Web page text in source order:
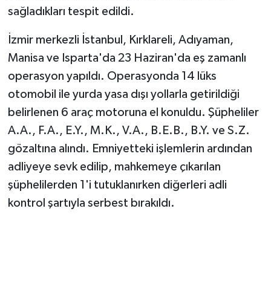
sağladıkları tespit edildi.
İzmir merkezli İstanbul, Kırklareli, Adıyaman,
Manisa ve Isparta'da 23 Haziran'da eş zamanlı
operasyon yapıldı. Operasyonda 14 lüks
otomobil ile yurda yasa dışı yollarla getirildiği
belirlenen 6 araç motoruna el konuldu. Şüpheliler
A.A., F.A., E.Y., M.K., V.A., B.E.B., B.Y. ve S.Z.
gözaltına alındı. Emniyetteki işlemlerin ardından
adliyeye sevk edilip, mahkemeye çıkarılan
şüphelilerden 1'i tutuklanırken diğerleri adli
kontrol şartıyla serbest bırakıldı.